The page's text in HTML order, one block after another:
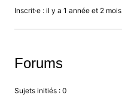
Inscrit·e : il y a 1 année et 2 mois
Forums
Sujets initiés : 0